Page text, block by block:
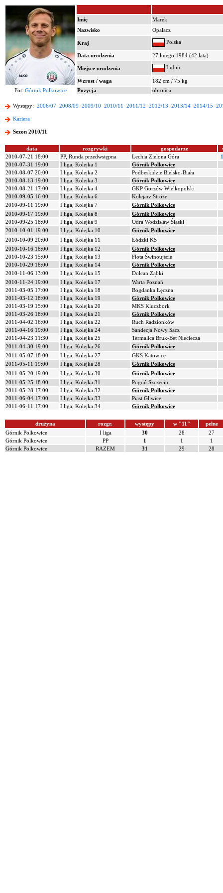
Imię
Marek
Nazwisko
Opałacz
Kraj Polska
Data urodzenia 27 lutego 1984 (42 lata)
Miejsce urodzenia Lubin
Wzrost / waga
182 cm / 75 kg
Fot: Górnik Polkowice Pozycja obrońca
Występy: 2006/07 2008/09 2009/10 2010/11 2011/12 2012/13 2013/14 2014/15
Kariera
Sezon 2010/11
data rozgrywki gospodarze
2010-07-21 18:00
PP, Runda przedwstępna Lechia Zielona Góra
2010-07-31 19:00
I liga, Kolejka 1
Górnik Polkowice
2010-08-07 20:00
I liga, Kolejka 2
Podbeskidzie Bielsko-Biała
2010-08-13 19:00
I liga, Kolejka 3
Górnik Polkowice
2010-08-21 17:00
I liga, Kolejka 4
GKP Gorzów Wielkopolski
2010-09-05 16:00
I liga, Kolejka 6
Kolejarz Stróże
2010-09-11 19:00
I liga, Kolejka 7
Górnik Polkowice
2010-09-17 19:00
I liga, Kolejka 8
Górnik Polkowice
2010-09-25 18:00
I liga, Kolejka 9
Odra Wodzisław Śląski
2010-10-01 19:00
I liga, Kolejka 10
Górnik Polkowice
2010-10-09 20:00
I liga, Kolejka 11
Łódzki KS
2010-10-16 18:00
I liga, Kolejka 12
Górnik Polkowice
2010-10-23 15:00
I liga, Kolejka 13
Flota Świnoujście
2010-10-29 18:00
I liga, Kolejka 14
Górnik Polkowice
2010-11-06 13:00
I liga, Kolejka 15
Dolcan Ząbki
2010-11-24 19:00
I liga, Kolejka 17
Warta Poznań
2011-03-05 17:00
I liga, Kolejka 18
Bogdanka Łęczna
2011-03-12 18:00
I liga, Kolejka 19
Górnik Polkowice
2011-03-19 15:00
I liga, Kolejka 20
MKS Kluczbork
2011-03-26 18:00
I liga, Kolejka 21
Górnik Polkowice
2011-04-02 16:00
I liga, Kolejka 22
Ruch Radzionków
2011-04-16 19:00
I liga, Kolejka 24
Sandecja Nowy Sącz
2011-04-23 11:30
I liga, Kolejka 25
Termalica Bruk-Bet Nieciecza
2011-04-30 19:00
I liga, Kolejka 26
Górnik Polkowice
2011-05-07 18:00
I liga, Kolejka 27
GKS Katowice
2011-05-11 19:00
I liga, Kolejka 28
Górnik Polkowice
2011-05-20 19:00
I liga, Kolejka 30
Górnik Polkowice
2011-05-25 18:00
I liga, Kolejka 31
Pogoń Szczecin
2011-05-28 17:00
I liga, Kolejka 32
Górnik Polkowice
2011-06-04 17:00
I liga, Kolejka 33
Piast Gliwice
2011-06-11 17:00
I liga, Kolejka 34 Górnik Polkowice
drużyna rozgr. występy w "11"
pełne
Górnik Polkowice
I liga 30 28
27
Górnik Polkowice
PP 1 1
1
Górnik Polkowice
RAZEM 31 29 28